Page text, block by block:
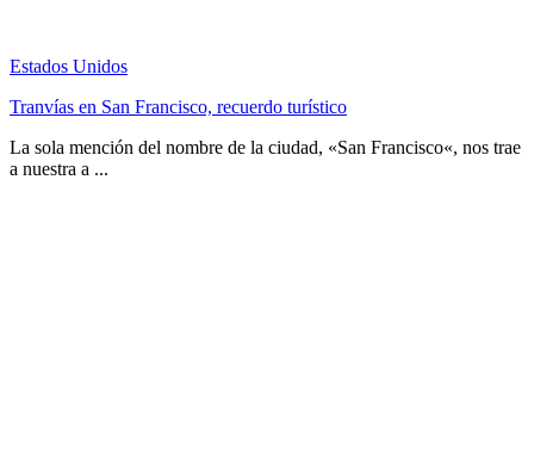
Estados Unidos
Tranvías en San Francisco, recuerdo turístico
La sola mención del nombre de la ciudad, «San Francisco«, nos trae
a nuestra a ...